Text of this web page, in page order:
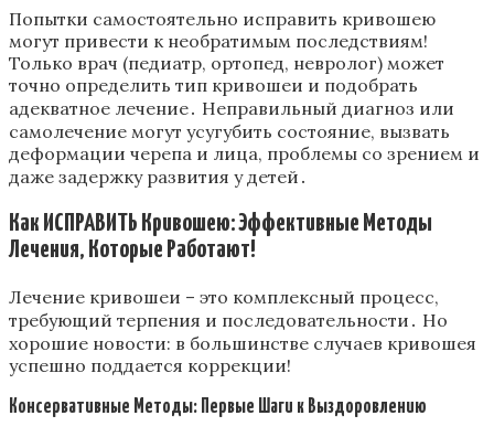
Попытки самостоятельно исправить кривошею
могут привести к необратимым последствиям!
Только врач (педиатр, ортопед, невролог) может
точно определить тип кривошеи и подобрать
адекватное лечение․ Неправильный диагноз или
самолечение могут усугубить состояние, вызвать
деформации черепа и лица, проблемы со зрением и
даже задержку развития у детей․
Как ИСПРАВИТЬ Кривошею: Эффективные Методы
Лечения, Которые Работают!
Лечение кривошеи – это комплексный процесс,
требующий терпения и последовательности․ Но
хорошие новости: в большинстве случаев кривошея
успешно поддается коррекции!
Консервативные Методы: Первые Шаги к Выздоровлению